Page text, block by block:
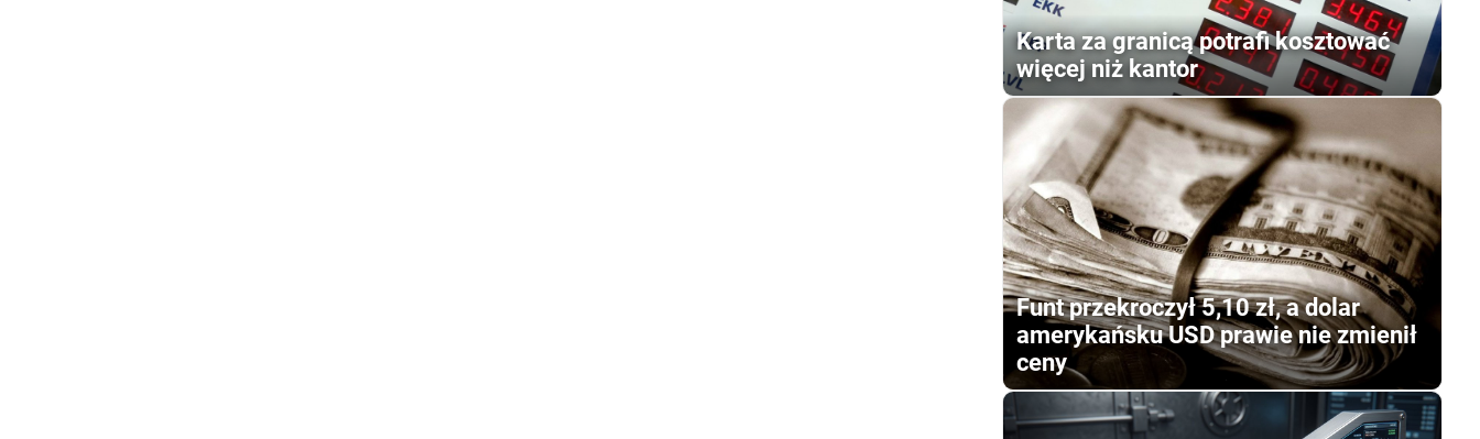
Karta za granicą potrafi kosztować
więcej niż kantor
Funt przekroczył 5,10 zł, a dolar
amerykańsku USD prawie nie zmienił
ceny